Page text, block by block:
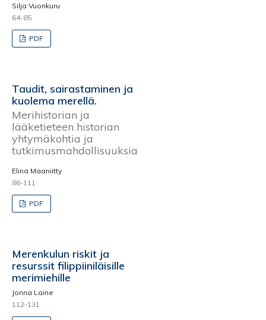
Silja Vuorikuru
64-85
PDF
Taudit, sairastaminen ja
kuolema merellä.
Merihistorian ja
lääketieteen historian
yhtymäkohtia ja
tutkimusmahdollisuuksia
Elina Maaniitty
86-111
PDF
Merenkulun riskit ja
resurssit filippiiniläisille
merimiehille
Jonna Laine
112-131